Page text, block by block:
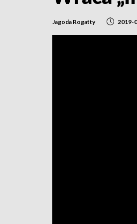
Jagoda Rogatty 2019-